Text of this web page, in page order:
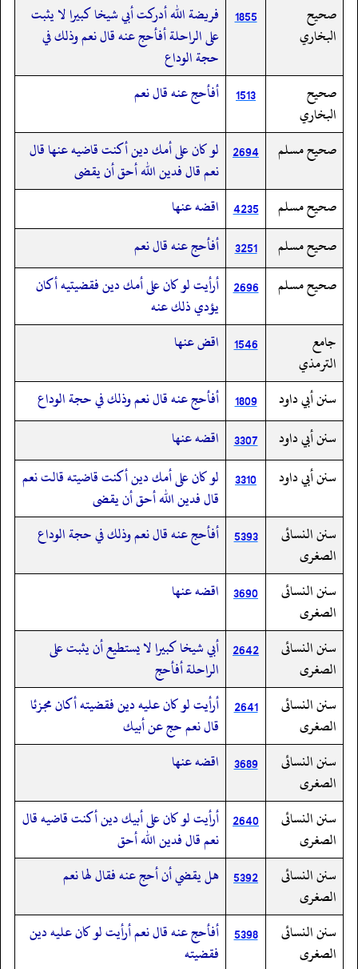
صحيح
البخاري
1855
فريضة الله أدركت أبي شيخا كبيرا لا يثبت
على الراحلة أفأحج عنه قال نعم وذلك في
حجة الوداع
صحيح
البخاري
1513 أفأحج عنه قال نعم
صحيح مسلم 2694 لو كان على أمك دين أكنت قاضيه عنها قال
نعم قال فدين الله أحق أن يقضى
صحيح مسلم
4235 اقضه عنها
صحيح مسلم
3251
أفأحج عنه قال نعم
صحيح مسلم
2696 أرأيت لو كان على أمك دين فقضيتيه أكان
يؤدي ذلك عنه
جامع
الترمذي
1546 اقض عنها
سنن أبي داود 1809
أفأحج عنه قال نعم وذلك في حجة الوداع
سنن أبي داود
3307
اقضه عنها
سنن أبي داود
3310
لو كان على أمك دين أكنت قاضيته قالت نعم
قال فدين الله أحق أن يقضى
سنن النسائى
الصغرى
5393 أفأحج عنه قال نعم وذلك في حجة الوداع
سنن النسائى
الصغرى
3690 اقضه عنها
سنن النسائى
الصغرى
2642 أبي شيخا كبيرا لا يستطيع أن يثبت على
الراحلة أفأحج
سنن النسائى
الصغرى
2641 أرأيت لو كان عليه دين فقضيته أكان مجزئا
قال نعم حج عن أبيك
سنن النسائى
الصغرى
3689 اقضه عنها
سنن النسائى
الصغرى
2640 أرأيت لو كان على أبيك دين أكنت قاضيه قال
نعم قال فدين الله أحق
سنن النسائى
الصغرى
5392 هل يقضي أن أحج عنه فقال لها نعم
سنن النسائى
الصغرى
5398 أفأحج عنه قال نعم أرأيت لو كان عليه دين
فقضيته